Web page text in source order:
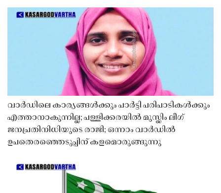
വാർഡിലെ കാര്യങ്ങൾക്കും പാർട്ടി പരിപാടികൾക്കും
എത്താനാകുന്നില്ല; പള്ളിക്കരയിൽ മുസ്ലിം ലീഗ്
ജനപ്രതിനിധിയുടെ രാജി; ഒന്നാം വാർഡിൽ
ഉപതെരഞ്ഞെടുപ്പിന് കളമൊരുങ്ങുന്നു